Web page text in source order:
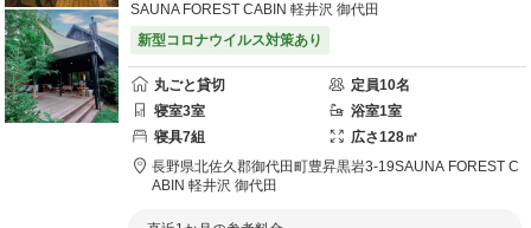
SAUNA FOREST CABIN 軽井沢 御代田
新型コロナウイルス対策あり
丸ごと貸切 定員10名
寝室3室 浴室1室
寝具7組 広さ128㎡
長野県北佐久郡御代田町豊昇黒岩3-19SAUNA FOREST C
ABIN 軽井沢 御代田